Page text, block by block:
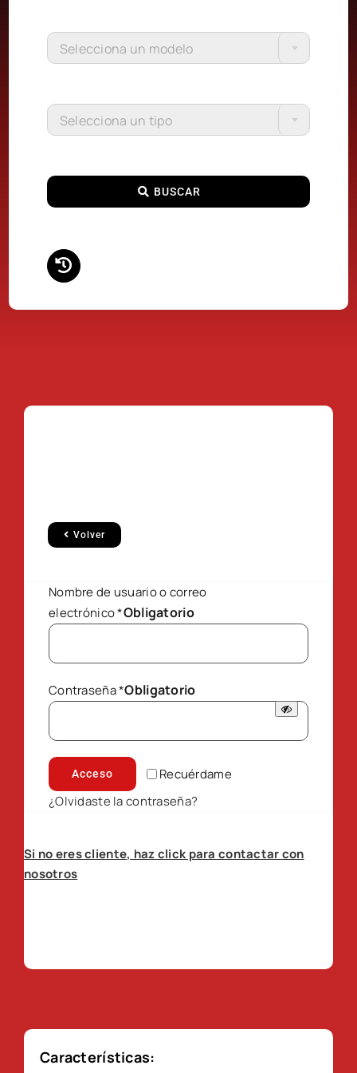
Selecciona un modelo
Selecciona un tipo
BUSCAR
Volver
Nombre de usuario o correo
electrónico*Obligatorio
Contraseña*Obligatorio
Recuérdame
Acceso
¿Olvidaste la contraseña?
Si no eres cliente, haz click para contactar con
nosotros
Características: